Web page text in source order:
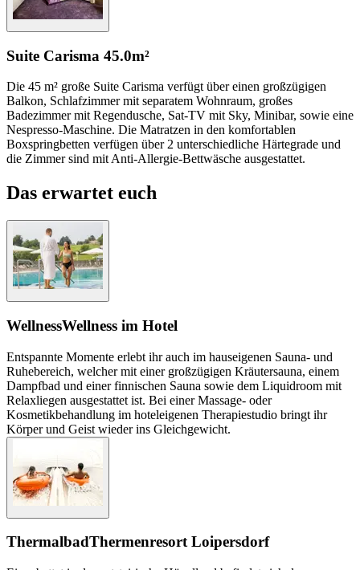
Suite Carisma 45.0m²
Die 45 m² große Suite Carisma verfügt über einen großzügigen
Balkon, Schlafzimmer mit separatem Wohnraum, großes
Badezimmer mit Regendusche, Sat-TV mit Sky, Minibar, sowie eine
Nespresso-Maschine. Die Matratzen in den komfortablen
Boxspringbetten verfügen über 2 unterschiedliche Härtegrade und
die Zimmer sind mit Anti-Allergie-Bettwäsche ausgestattet.
Das erwartet euch
WellnessWellness im Hotel
Entspannte Momente erlebt ihr auch im hauseigenen Sauna- und
Ruhebereich, welcher mit einer großzügigen Kräutersauna, einem
Dampfbad und einer finnischen Sauna sowie dem Liquidroom mit
Relaxliegen ausgestattet ist. Bei einer Massage- oder
Kosmetikbehandlung im hoteleigenen Therapiestudio bringt ihr
Körper und Geist wieder ins Gleichgewicht.
ThermalbadThermenresort Loipersdorf